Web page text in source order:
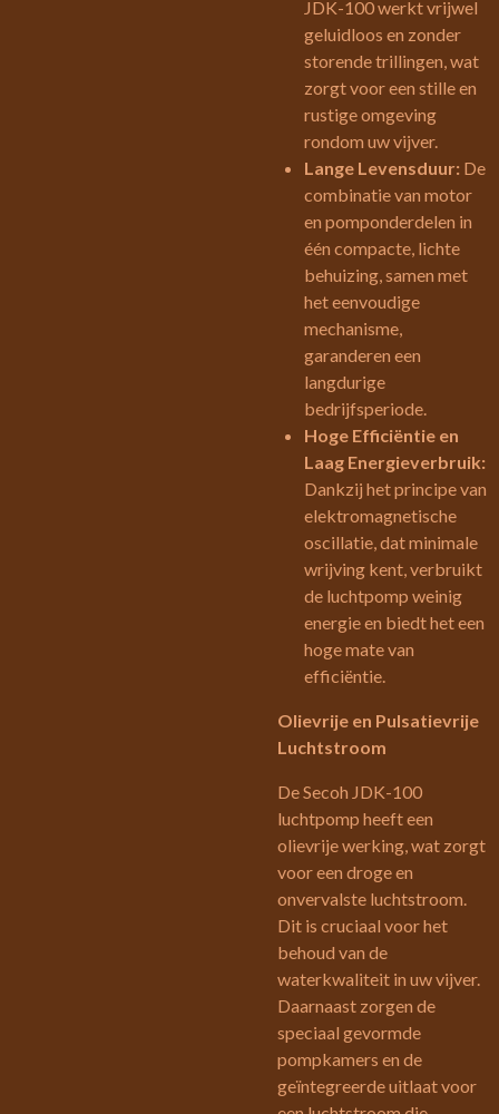
JDK-100 werkt vrijwel
geluidloos en zonder
storende trillingen, wat
zorgt voor een stille en
rustige omgeving
rondom uw vijver.
Lange Levensduur: De
combinatie van motor
en pomponderdelen in
één compacte, lichte
behuizing, samen met
het eenvoudige
mechanisme,
garanderen een
langdurige
bedrijfsperiode.
Hoge Efficiëntie en
Laag Energieverbruik:
Dankzij het principe van
elektromagnetische
oscillatie, dat minimale
wrijving kent, verbruikt
de luchtpomp weinig
energie en biedt het een
hoge mate van
efficiëntie.
Olievrije en Pulsatievrije
Luchtstroom
De Secoh JDK-100
luchtpomp heeft een
olievrije werking, wat zorgt
voor een droge en
onvervalste luchtstroom.
Dit is cruciaal voor het
behoud van de
waterkwaliteit in uw vijver.
Daarnaast zorgen de
speciaal gevormde
pompkamers en de
geïntegreerde uitlaat voor